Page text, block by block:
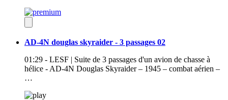
AD-4N douglas skyraider - 3 passages 02
01:29 - LESF | Suite de 3 passages d'un avion de chasse à
hélice - AD-4N Douglas Skyraider – 1945 – combat aérien –
…